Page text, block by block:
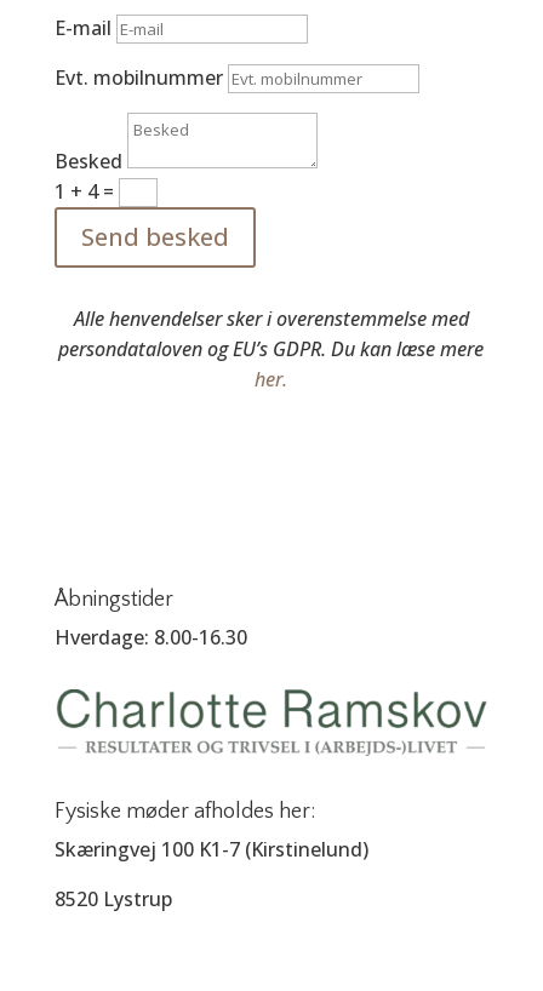
E-mail
Evt. mobilnummer
Besked
1 + 4=
Send besked
Alle henvendelser sker i overenstemmelse med
persondataloven og EU’s GDPR. Du kan læse mere
her.
Åbningstider
Hverdage: 8.00-16.30
Fysiske møder afholdes her:
Skæringvej 100 K1-7 (Kirstinelund)
8520 Lystrup